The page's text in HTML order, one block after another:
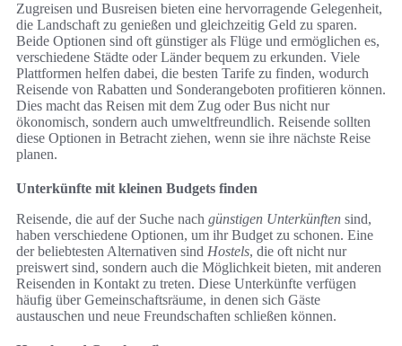
Zugreisen und Busreisen bieten eine hervorragende Gelegenheit,
die Landschaft zu genießen und gleichzeitig Geld zu sparen.
Beide Optionen sind oft günstiger als Flüge und ermöglichen es,
verschiedene Städte oder Länder bequem zu erkunden. Viele
Plattformen helfen dabei, die besten Tarife zu finden, wodurch
Reisende von Rabatten und Sonderangeboten profitieren können.
Dies macht das Reisen mit dem Zug oder Bus nicht nur
ökonomisch, sondern auch umweltfreundlich. Reisende sollten
diese Optionen in Betracht ziehen, wenn sie ihre nächste Reise
planen.
Unterkünfte mit kleinen Budgets finden
Reisende, die auf der Suche nach günstigen Unterkünften sind,
haben verschiedene Optionen, um ihr Budget zu schonen. Eine
der beliebtesten Alternativen sind Hostels, die oft nicht nur
preiswert sind, sondern auch die Möglichkeit bieten, mit anderen
Reisenden in Kontakt zu treten. Diese Unterkünfte verfügen
häufig über Gemeinschaftsräume, in denen sich Gäste
austauschen und neue Freundschaften schließen können.